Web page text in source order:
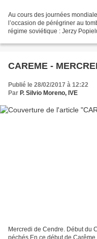
Au cours des journées
l’occasion de pérégriner au
régime soviétique : Jerzy
CAREME -
Publié le 28/02/2017 à 12:22
Par P. Silvio Moreno, IVE
Mercredi de Cendre. Début du
péchés En ce début de